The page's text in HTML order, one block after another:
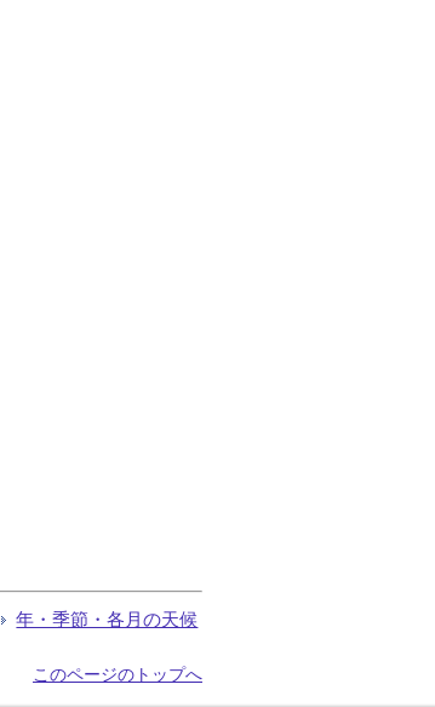
年・季節・各月の天候
このページのトップへ